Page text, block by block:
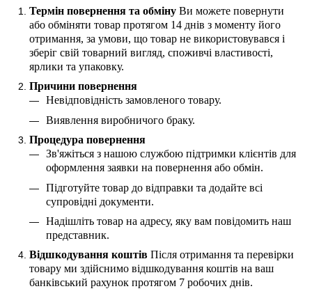
Термін повернення та обміну Ви можете повернути
або обміняти товар протягом 14 днів з моменту його
отримання, за умови, що товар не використовувався і
зберіг свій товарний вигляд, споживчі властивості,
ярлики та упаковку.
Причини повернення
Невідповідність замовленого товару.
Виявлення виробничого браку.
Процедура повернення
Зв'яжіться з нашою службою підтримки клієнтів для
оформлення заявки на повернення або обмін.
Підготуйте товар до відправки та додайте всі
супровідні документи.
Надішліть товар на адресу, яку вам повідомить наш
представник.
Відшкодування коштів Після отримання та перевірки
товару ми здійснимо відшкодування коштів на ваш
банківський рахунок протягом 7 робочих днів.